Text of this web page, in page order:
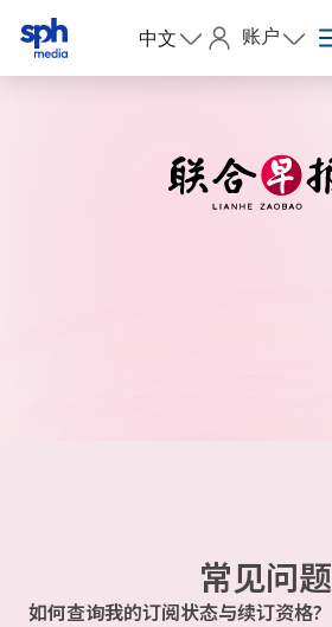
中文 账户
常见问题
如何查询我的订阅状态与续订资格?